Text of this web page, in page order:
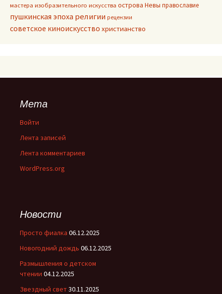
мастера изобразительного искусства острова Невы православие
пушкинская эпоха религии рецензии
советское киноискусство христианство
Мета
Войти
Лента записей
Лента комментариев
WordPress.org
Новости
Просто фиалка 06.12.2025
Новогодний дождь 06.12.2025
Размышления о детском
чтении 04.12.2025
Звездный свет30.11.2025